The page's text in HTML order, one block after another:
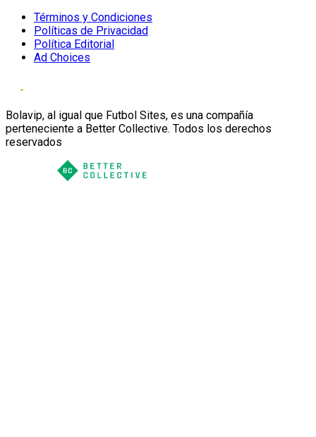
Términos y Condiciones
Políticas de Privacidad
Política Editorial
Ad Choices
Bolavip, al igual que Futbol Sites, es una compañía
perteneciente a Better Collective. Todos los derechos
reservados